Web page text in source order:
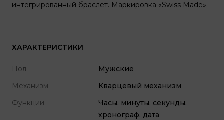
интегрированный браслет. Маркировка «Swiss Made».
ХАРАКТЕРИСТИКИ
Пол
Мужские
Механизм
Кварцевый механизм
Функции
Часы, минуты, секунды,
хронограф, дата